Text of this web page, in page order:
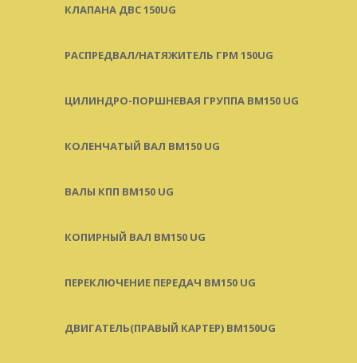
КЛАПАНА ДВС 150UG
РАСПРЕДВАЛ/НАТЯЖИТЕЛЬ ГРМ 150UG
ЦИЛИНДРО-ПОРШНЕВАЯ ГРУППА BM150 UG
КОЛЕНЧАТЫЙ ВАЛ BM150 UG
ВАЛЫ КПП BM150 UG
КОПИРНЫЙ ВАЛ BM150 UG
ПЕРЕКЛЮЧЕНИЕ ПЕРЕДАЧ BM150 UG
ДВИГАТЕЛЬ(ПРАВЫЙ КАРТЕР) ВМ150UG